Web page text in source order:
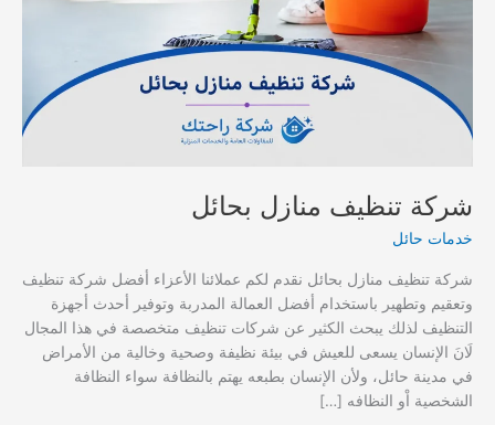
شركة تنظيف منازل بحائل
خدمات حائل
شركة تنظيف منازل بحائل نقدم لكم عملائنا الأعزاء أفضل شركة تنظيف
وتعقيم وتطهير باستخدام أفضل العمالة المدربة وتوفير أحدث أجهزة
التنظيف لذلك يبحث الكثير عن شركات تنظيف متخصصة في هذا المجال
لَانَ الإنسان يسعى للعيش في بيئة نظيفة وصحية وخالية من الأمراض
في مدينة حائل، ولأن الإنسان بطبعه يهتم بالنظافة سواء النظافة
الشخصية اْو النظافه […]